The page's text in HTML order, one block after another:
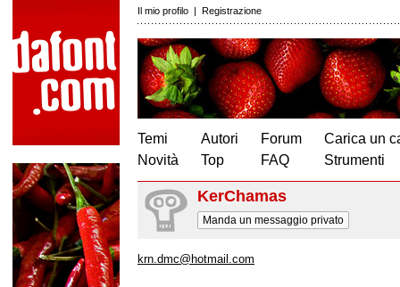
Il mio profilo | Registrazione
Temi
Novità
Autori
Top
Forum
FAQ
Carica un
Strumenti
KerChamas
Manda un messaggio privato
krn.dmc@hotmail.com